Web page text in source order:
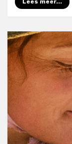
Lees meer...